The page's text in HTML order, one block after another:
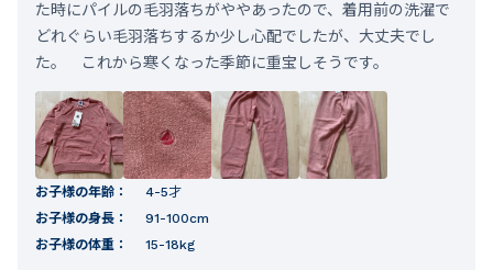
た時にパイルの毛羽落ちがややあったので、着用前の洗濯で
どれぐらい毛羽落ちするか少し心配でしたが、大丈夫でし
た。 これから寒くなった季節に重宝しそうです。
お子様の年齢：
4-5才
お子様の身長：
91-100cm
お子様の体重：
15-18kg